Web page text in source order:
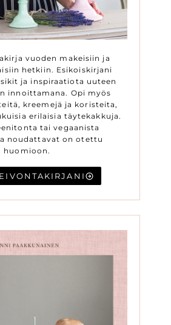
vuoden makeisiin ja
hetkiin. Esikoiskirjani
ja inspiraatiota uuteen
innoittamana. Opi myös
kreemejä ja koristeita,
erilaisia täytekakkuja.
tai vegaanista
noudattavat on otettu
huomioon.